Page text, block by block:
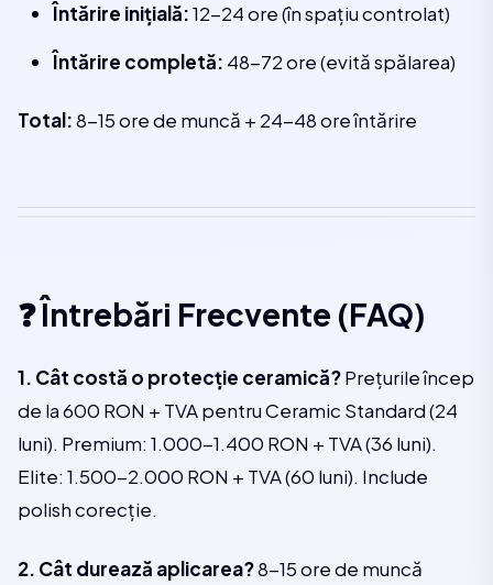
Întărire inițială:12-24 ore (în spațiu controlat)
Întărire completă: 48-72 ore (evită spălarea)
Total:8-15 ore de muncă + 24-48 ore întărire
❓ Întrebări Frecvente (FAQ)
1. Cât costă o protecție ceramică?Prețurile încep
de la 600 RON + TVA pentru Ceramic Standard (24
luni). Premium: 1.000-1.400 RON + TVA (36 luni).
Elite: 1.500-2.000 RON + TVA (60 luni). Include
polish corecție.
2. Cât durează aplicarea?8-15 ore de muncă